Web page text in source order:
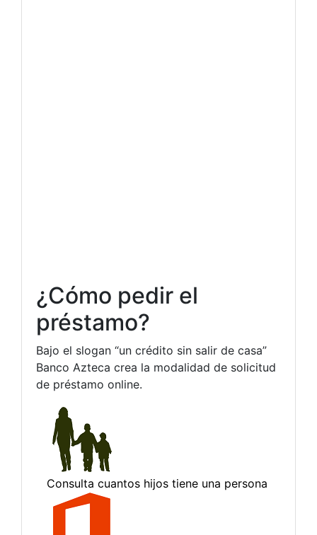
¿Cómo pedir el
préstamo?
Bajo el slogan “un crédito sin salir de casa”
Banco Azteca crea la modalidad de solicitud
de préstamo online.